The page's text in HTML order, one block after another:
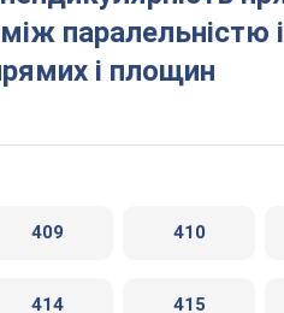
паралельністю і
і площин
409 410
414 415